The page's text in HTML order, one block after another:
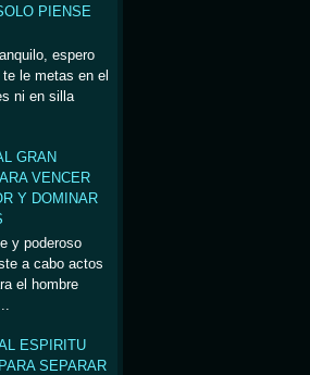
PIENSE
espero
le metas en el
ni en silla
GRAN
VENCER
Y DOMINAR
y poderoso
a cabo actos
el hombre
ESPIRITU
SEPARAR